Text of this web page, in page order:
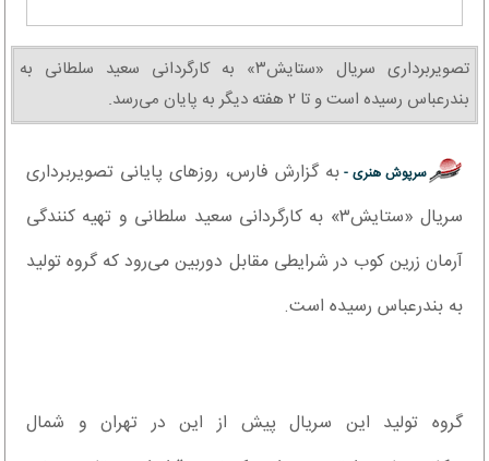
تصویربرداری سریال «ستایش۳» به کارگردانی سعید سلطانی به
بندرعباس رسیده است و تا ۲ هفته دیگر به پایان می‌رسد.
سرپوش هنری - به گزارش فارس، روزهای پایانی تصویربرداری
سریال «ستایش۳» به کارگردانی سعید سلطانی و تهیه کنندگی
آرمان زرین کوب در شرایطی مقابل دوربین می‌رود که گروه تولید
به بندرعباس رسیده است.
گروه تولید این سریال پیش از این در تهران و شمال